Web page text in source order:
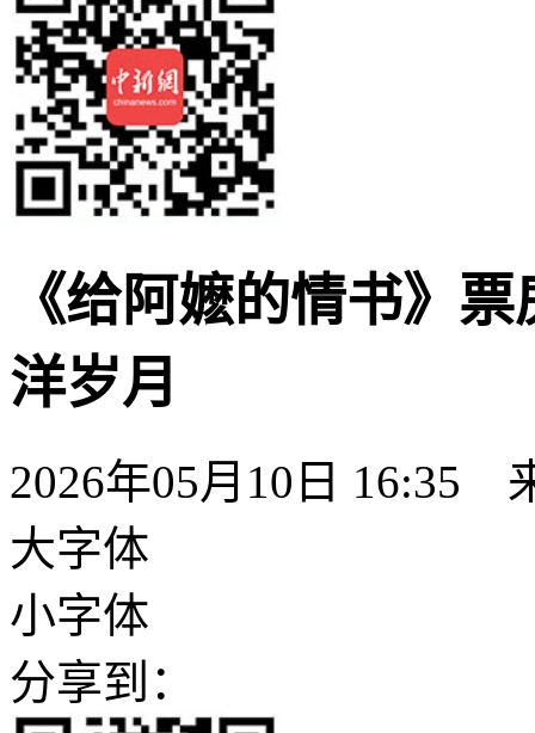
《给阿嬷的情书》
洋岁月
2026年05月10日 16:35
大字体
小字体
分享到：